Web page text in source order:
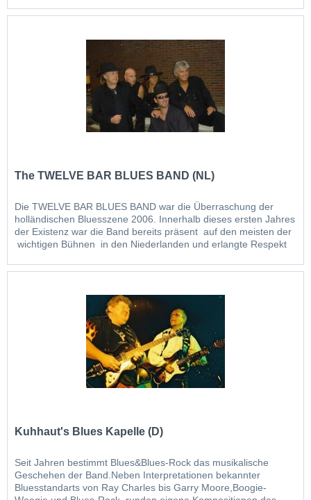
deutsche Zeilen in seine...
The TWELVE BAR BLUES BAND (NL)
Die TWELVE BAR BLUES BAND war die Überraschung der
holländischen Bluesszene 2006. Innerhalb dieses ersten Jahres
der Existenz war die Band bereits präsent auf den meisten der
wichtigen Bühnen in den Niederlanden und erlangte Respekt
Veröffentlichung der Band: "The Blues Has...
Kuhhaut's Blues Kapelle (D)
Seit Jahren bestimmt Blues&Blues-Rock das musikalische
Geschehen der Band.Neben Interpretationen bekannter
Bluesstandarts von Ray Charles bis Garry Moore,Boogie-